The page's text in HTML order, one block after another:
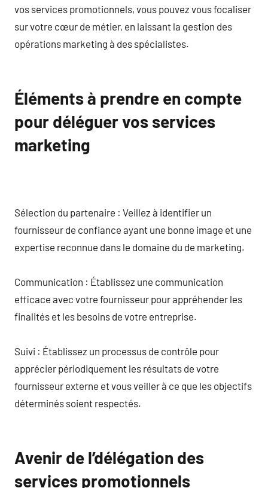
vos services promotionnels, vous pouvez vous focaliser
sur votre cœur de métier, en laissant la gestion des
opérations marketing à des spécialistes.
Éléments à prendre en compte
pour déléguer vos services
marketing
Sélection du partenaire : Veillez à identifier un
fournisseur de confiance ayant une bonne image et une
expertise reconnue dans le domaine du de marketing.
Communication : Établissez une communication
efficace avec votre fournisseur pour appréhender les
finalités et les besoins de votre entreprise.
Suivi : Établissez un processus de contrôle pour
apprécier périodiquement les résultats de votre
fournisseur externe et vous veiller à ce que les objectifs
déterminés soient respectés.
Avenir de l’délégation des
services promotionnels